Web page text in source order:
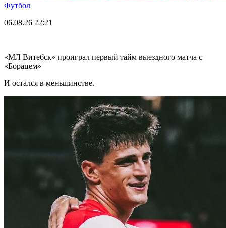
Футбол
06.08.26 22:21
«МЛ Витебск» проиграл первый тайм выездного матча с
«Борацем»
И остался в меньшинстве.